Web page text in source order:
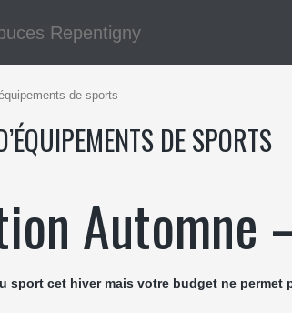
de sports
DE SPORTS
Automne
sport cet hiver mais votre budget ne permet